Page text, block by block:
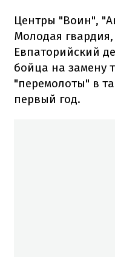
Центры "Воин",
Молодая
Евпаторийский
бойца на замену
"перемолоты" в
первый год.